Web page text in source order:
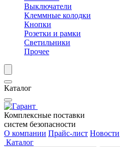
Выключатели
Клеммные колодки
Кнопки
Розетки и рамки
Светильники
Прочее
Каталог
Комплексные поставки
систем безопасности
О компании Прайс-лист Новости
Каталог